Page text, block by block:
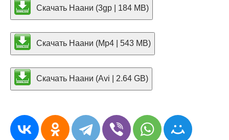
Скачать Наани (3gp | 184 MB)
Скачать Наани (Mp4 | 543 MB)
Скачать Наани (Avi | 2.64 GB)